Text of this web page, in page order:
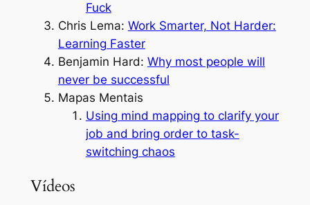
Fuck
Chris Lema: Work Smarter, Not Harder:
Learning Faster
Benjamin Hard: Why most people will
never be successful
Mapas Mentais
Using mind mapping to clarify your
job and bring order to task-
switching chaos
Vídeos